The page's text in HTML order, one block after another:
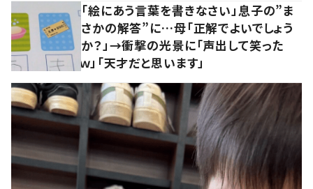
「絵にあう言葉を書きなさい」息子の”ま
さかの解答”に…母「正解でよいでしょう
か？」→衝撃の光景に「声出して笑った
ｗ」「天才だと思います」